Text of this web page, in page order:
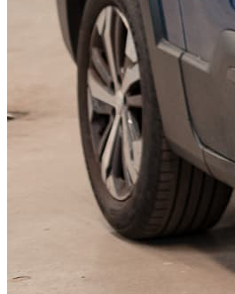
KGM Pickups
Fordonstyp
PickupTransportbilPersonbil
Visa alla fordon